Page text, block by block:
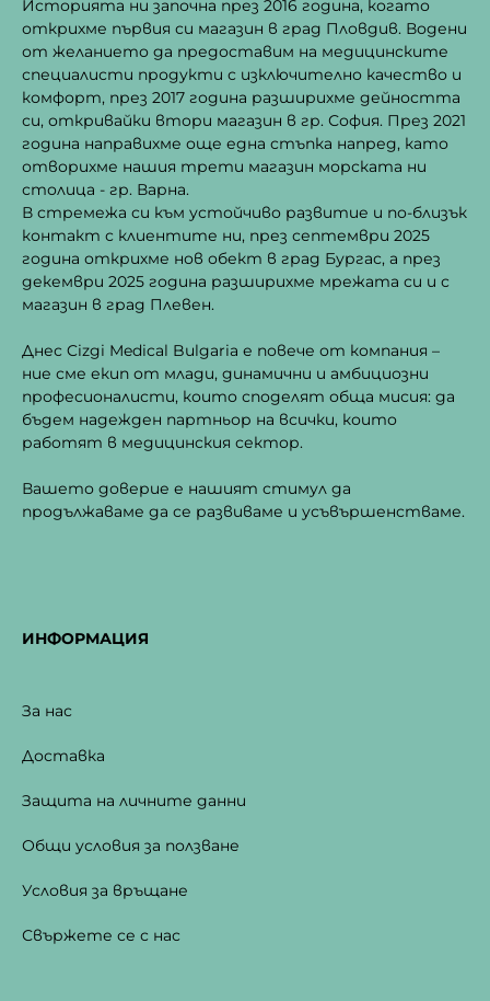
Историята ни започна през 2016 година, когато
открихме първия си магазин в град Пловдив. Водени
от желанието да предоставим на медицинските
специалисти продукти с изключително качество и
комфорт, през 2017 година разширихме дейността
си, откривайки втори магазин в гр. София. През 2021
година направихме още една стъпка напред, като
отворихме нашия трети магазин морската ни
столица - гр. Варна.
В стремежа си към устойчиво развитие и по-близък
контакт с клиентите ни, през септември 2025
година открихме нов обект в град Бургас, а през
декември 2025 година разширихме мрежата си и с
магазин в град Плевен.
Днес Cizgi Medical Bulgaria е повече от компания –
ние сме екип от млади, динамични и амбициозни
професионалисти, които споделят обща мисия: да
бъдем надежден партньор на всички, които
работят в медицинския сектор.
Вашето доверие е нашият стимул да
продължаваме да се развиваме и усъвършенстваме.
ИНФОРМАЦИЯ
За нас
Доставка
Защита на личните данни
Общи условия за ползване
Условия за връщане
Свържете се с нас